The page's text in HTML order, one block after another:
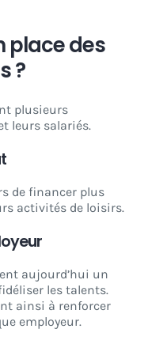
place des
?
plusieurs
leurs salariés.
de financer plus
activités de loisirs.
aujourd’hui un
les talents.
ainsi à renforcer
employeur.